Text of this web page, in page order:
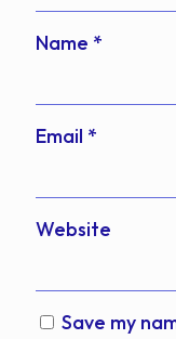
Name *
Email *
Website
Save my